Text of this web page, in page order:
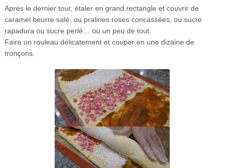
Après le dernier tour, étaler en grand rectangle et couvrir de
caramel beurre salé, ou pralines roses concassées, ou sucre
rapadura ou sucre perlé… ou un peu de tout.
Faire un rouleau délicatement et couper en une dizaine de
tronçons.